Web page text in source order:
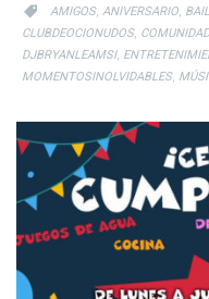
 CATEGORY
AMIGOS, ANIVERSARIO
CLUBDEOCIONUDOS, COMUNIDAD
DJBRYANLEAMSI,
MOMENTOSINOLVIDABLES,